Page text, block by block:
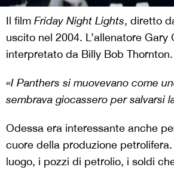
Il film Friday Night Lights, diretto
uscito nel 2004. L’allenatore Gary
interpretato da Billy Bob Thornton.
«I Panthers si muovevano come
sembrava giocassero per salvarsi
Odessa era interessante anche
cuore della produzione
luogo, i pozzi di petrolio, i soldi